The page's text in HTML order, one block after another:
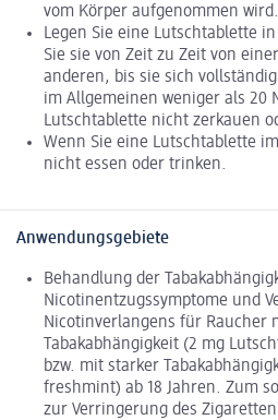
vom Körper aufgenommen wird.
Legen Sie eine Lutschtablette
Sie sie von Zeit zu Zeit von
anderen, bis sie sich
im Allgemeinen weniger als 20
Lutschtablette nicht zerkauen
Wenn Sie eine Lutschtablette
nicht essen oder trinken.
Anwendungsgebiete
Behandlung der
Nicotinentzugssymptome und
Nicotinverlangens für Raucher
Tabakabhängigkeit (2 mg
bzw. mit starker
freshmint) ab 18 Jahren. Zum
zur Verringerung des